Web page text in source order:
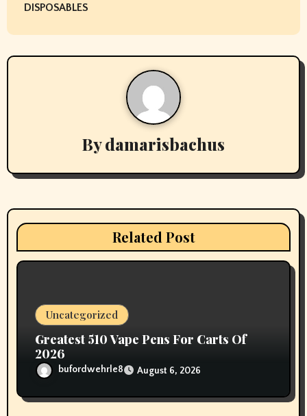
s
t
i
a
DISPOSABLES
Bydamarisbachus
Related Post
Uncategorized
Greatest 510 Vape Pens For Carts Of
2026
bufordwehrle8 August 6, 2026